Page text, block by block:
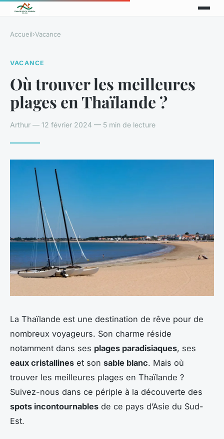
Accueil›Vacance
VACANCE
Où trouver les meilleures
plages en Thaïlande ?
Arthur — 12 février 2024 — 5 min de lecture
La Thaïlande est une destination de rêve pour de
nombreux voyageurs. Son charme réside
notamment dans ses plages paradisiaques, ses
eaux cristallines et son sable blanc. Mais où
trouver les meilleures plages en Thaïlande ?
Suivez-nous dans ce périple à la découverte des
spots incontournables de ce pays d’Asie du Sud-
Est.